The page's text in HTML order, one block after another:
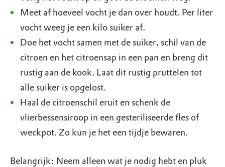
Meet af hoeveel vocht je dan over houdt. Per liter
vocht weeg je een kilo suiker af.
Doe het vocht samen met de suiker, schil van de
citroen en het citroensap in een pan en breng dit
rustig aan de kook. Laat dit rustig pruttelen tot
alle suiker is opgelost.
Haal de citroenschil eruit en schenk de
vlierbessensiroop in een gesteriliseerde fles of
weckpot. Zo kun je het een tijdje bewaren.
Belangrijk: Neem alleen wat je nodig hebt en pluk